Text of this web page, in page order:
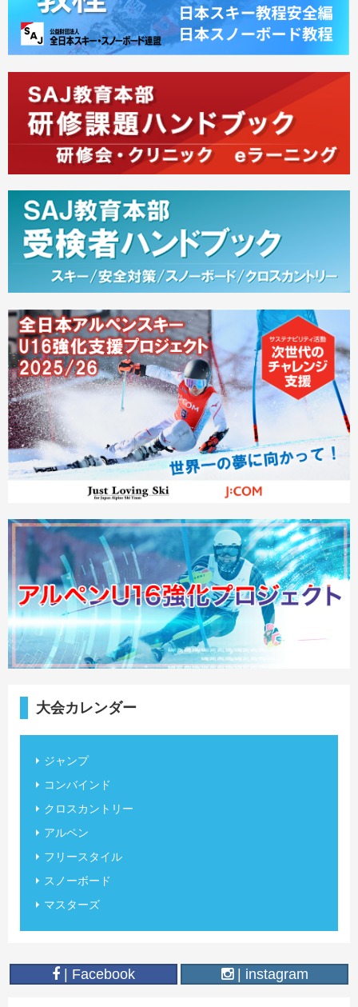
大会カレンダー
ジャンプ
コンバインド
クロスカントリー
アルペン
フリースタイル
スノーボード
マスターズ
| Facebook | instagram